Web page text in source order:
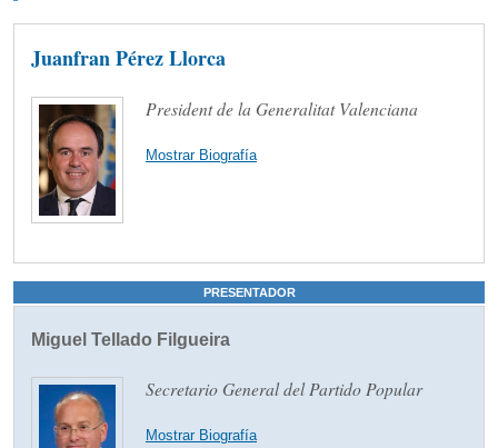
Juanfran Pérez Llorca
President de la Generalitat Valenciana
Mostrar Biografía
PRESENTADOR
Miguel Tellado Filgueira
Secretario General del Partido Popular
Mostrar Biografía